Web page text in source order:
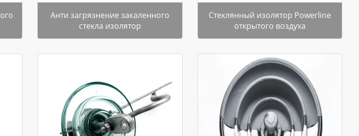
Анти загрязнение закаленного
стекла изолятор
Стеклянный изолятор Powerline
открытого воздуха